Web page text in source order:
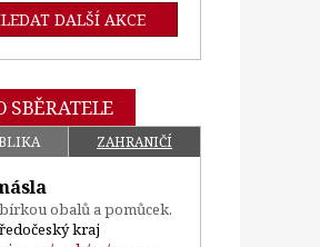
DALŠÍ AKCE
SBĚRATELE
ZAHRANIČÍ
obalů a pomůcek.
kraj